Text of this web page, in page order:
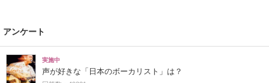
アンケート
実施中
声が好きな「日本のボーカリスト」は？